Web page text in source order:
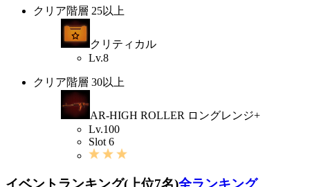
クリア階層 25以上
クリティカル
Lv.8
クリア階層 30以上
AR-HIGH ROLLER ロングレンジ+
Lv.100
Slot 6
イベントランキング(上位7名)全ランキング